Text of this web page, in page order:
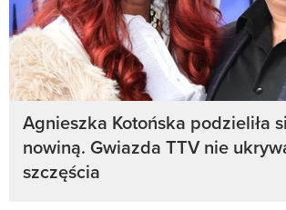
Agnieszka Kotońska podzieliła
nowiną. Gwiazda TTV nie
szczęścia